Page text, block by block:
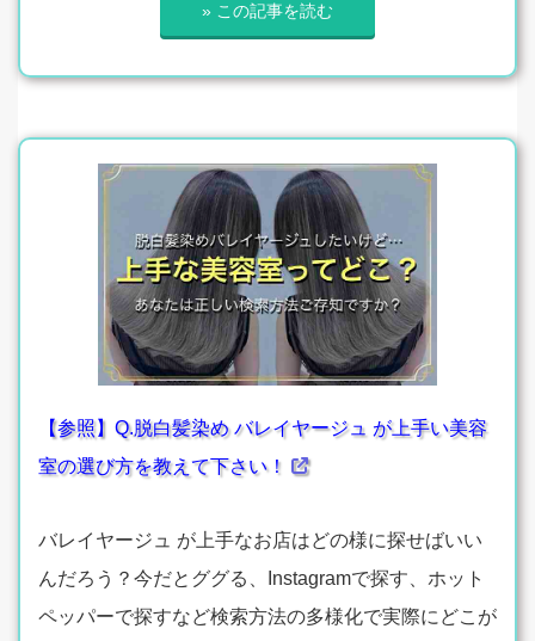
» この記事を読む
【参照】Q.脱白髪染め バレイヤージュ が上手い美容
室の選び方を教えて下さい！
バレイヤージュ が上手なお店はどの様に探せばいい
んだろう？今だとググる、Instagramで探す、ホット
ペッパーで探すなど検索方法の多様化で実際にどこが